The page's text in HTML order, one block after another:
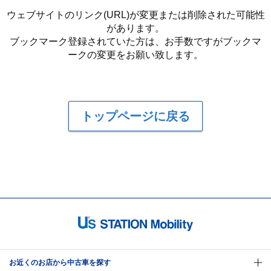
ウェブサイトのリンク(URL)が変更または削除された可能性
があります。
ブックマーク登録されていた方は、お手数ですがブックマ
ークの変更をお願い致します。
トップページに戻る
お近くのお店から中古車を探す